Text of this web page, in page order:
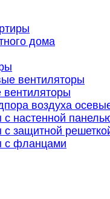
дома
вентиляторы
воздуха
настенной
защитной
с фланцами